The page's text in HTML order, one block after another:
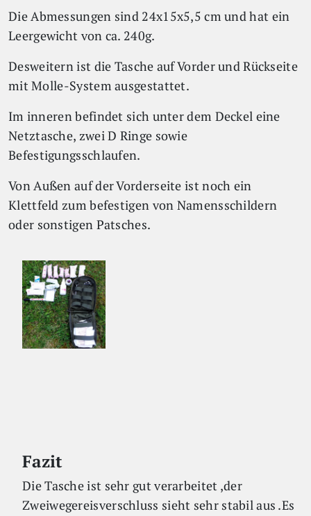
Die Abmessungen sind 24x15x5,5 cm und hat ein
Leergewicht von ca. 240g.
Desweitern ist die Tasche auf Vorder und Rückseite
mit Molle-System ausgestattet.
Im inneren befindet sich unter dem Deckel eine
Netztasche, zwei D Ringe sowie
Befestigungsschlaufen.
Von Außen auf der Vorderseite ist noch ein
Klettfeld zum befestigen von Namensschildern
oder sonstigen Patsches.
Fazit
Die Tasche ist sehr gut verarbeitet ,der
Zweiwegereisverschluss sieht sehr stabil aus .Es